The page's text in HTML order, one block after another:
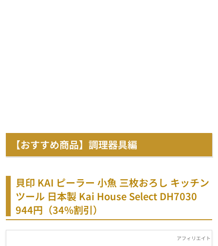
【おすすめ商品】調理器具編
貝印 KAI ピーラー 小魚 三枚おろし キッチン
ツール 日本製 Kai House Select DH7030
944円（34%割引）